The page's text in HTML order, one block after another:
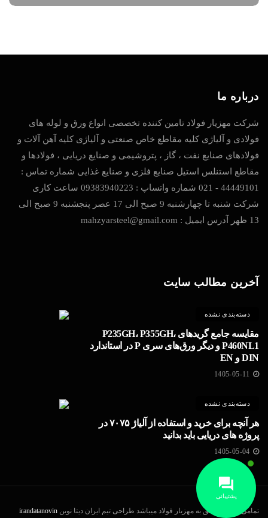
درباره ما
شرکت مهزیار فولاد تامین کننده تخصصی انواع ورق و لوله های
فولادی و آلیاژی کلیه مقاطع خاص صنعتی و آلیاژی کلیه آهن آلات و
فولادهای صنایع نفت ، گاز ، پتروشیمی و صنایع دریایی ، فولادها و
مقاطع استنلس استیل صنایع فلزی و صنایع غذایی شماره تماس :
44449101 - 021 شماره واتساپ : 09383940223 ساعت کاری
شرکت شنبه تا چهارشنبه 9 صبح الی 17 عصر پنجشنبه 9 صبح الی
13 ظهر آدرس ایمیل : mahzyarsteel@gmail.com
آخرین مطالب سایت
دسته‌بندی نشده
مقایسه جامع گریدهای P235GH، P355GH،
P460NL1 و دیگر ورق‌های سری P در استاندارد
DIN و EN
1405-05-11
دسته‌بندی نشده
هر آنچه برای خرید و استفاده از آلیاژ ۷۰۷۵ در
پروژه های دریایی باید بدانید
1405-05-04
تمامی حقوق متعلق به مهزیار فولاد میباشد طراحی تیم ایران دیتا نوین irandatanovin
پشتیبانی